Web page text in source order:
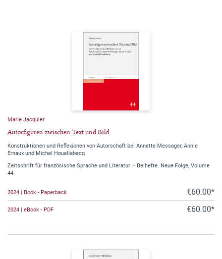
Marie Jacquier
Autorfiguren zwischen Text und Bild
Konstruktionen und Reflexionen von Autorschaft bei Annette Messager, Annie
Ernaux und Michel Houellebecq
Zeitschrift für französische Sprache und Literatur – Beihefte. Neue Folge, Volume
44
2024 | Book - Paperback €60.00*
2024 | eBook - PDF €60.00*